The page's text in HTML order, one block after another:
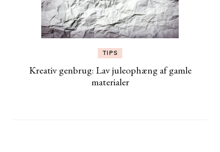
TIPS
Kreativ genbrug: Lav juleophæng af gamle
materialer